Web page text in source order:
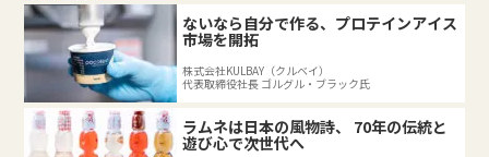
ないなら自分で作る、プロテインアイス
市場を開拓
株式会社KULBAY（クルベイ）
代表取締役社長 ゴルグル・ブラック氏
ラムネは日本の風物詩、 70年の伝統と
遊び心で次世代へ